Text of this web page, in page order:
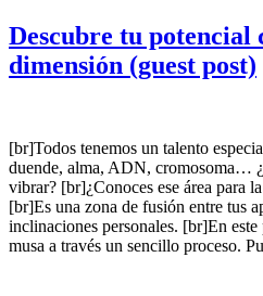
Descubre tu potencial
dimensión (guest post)
[br]Todos tenemos un talento
duende, alma, ADN, cromosoma…
vibrar? [br]¿Conoces ese área para
[br]Es una zona de fusión entre tus
inclinaciones personales. [br]En
musa a través un sencillo proceso.